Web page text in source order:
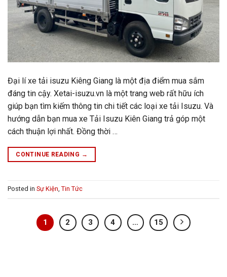
Đại lí xe tải isuzu Kiêng Giang là một địa điểm mua sắm
đáng tin cậy. Xetai-isuzu.vn là một trang web rất hữu ích
giúp bạn tìm kiếm thông tin chi tiết các loại xe tải Isuzu. Và
hướng dẫn bạn mua xe Tải Isuzu Kiên Giang trả góp một
cách thuận lợi nhất. Đồng thời …
CONTINUE READING →
Posted in Sự Kiện Tin Tức
1 2 3 4 … 15